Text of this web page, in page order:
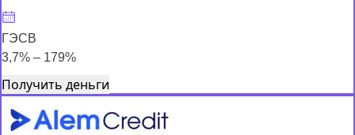
ГЭСВ
3,7% – 179%
Получить деньги